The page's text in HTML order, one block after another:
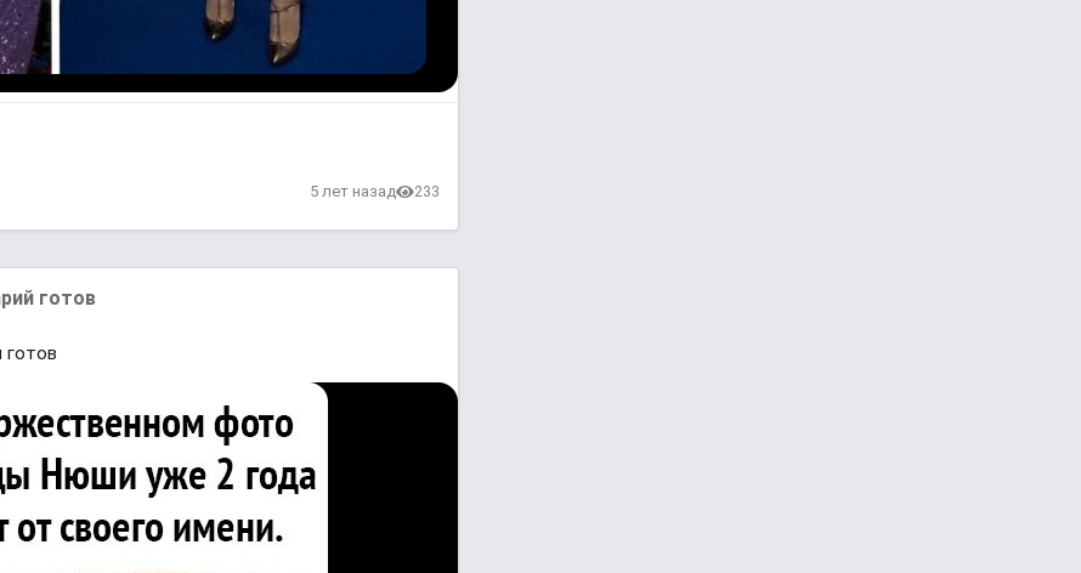
5 лет назад 233
готов